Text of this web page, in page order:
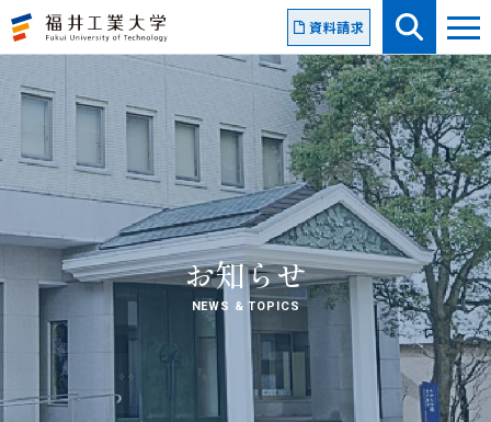
資料請求
お知らせ
NEWS & TOPICS